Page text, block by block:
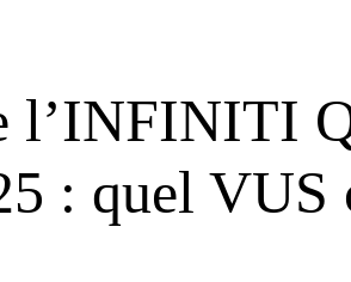
l’INFINITI
: quel VUS